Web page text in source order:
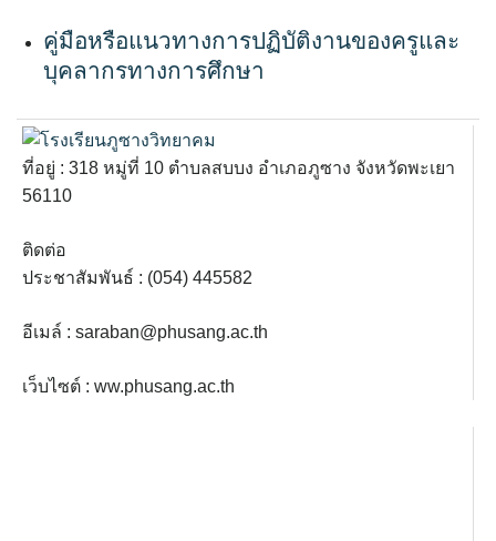
คู่มือหรือแนวทางการปฏิบัติงานของครูและ
บุคลากรทางการศึกษา
ที่อยู่ : 318 หมู่ที่ 10 ตำบลสบบง อำเภอภูซาง จังหวัดพะเยา
56110
ติดต่อ
ประชาสัมพันธ์ : (054) 445582
อีเมล์ : saraban@phusang.ac.th
เว็บไซต์ : ww.phusang.ac.th